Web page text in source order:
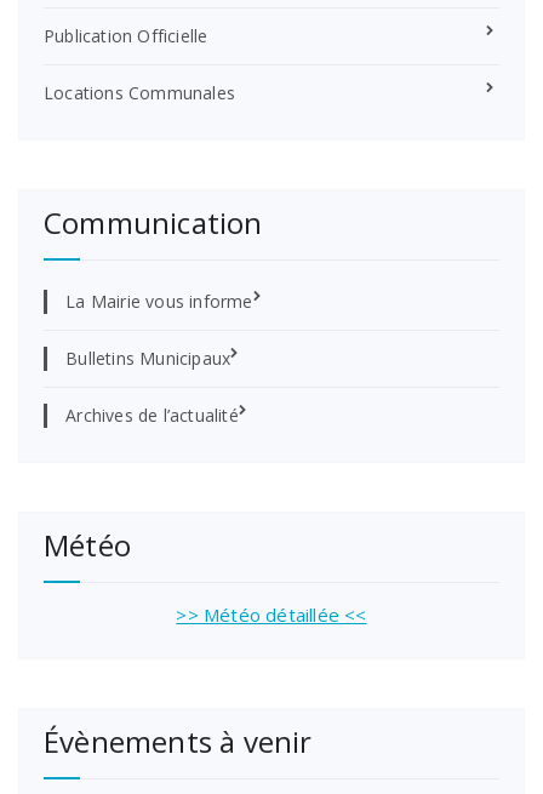
Publication Officielle
Locations Communales
Communication
La Mairie vous informe
Bulletins Municipaux
Archives de l’actualité
Météo
>> Météo détaillée <<
Évènements à venir